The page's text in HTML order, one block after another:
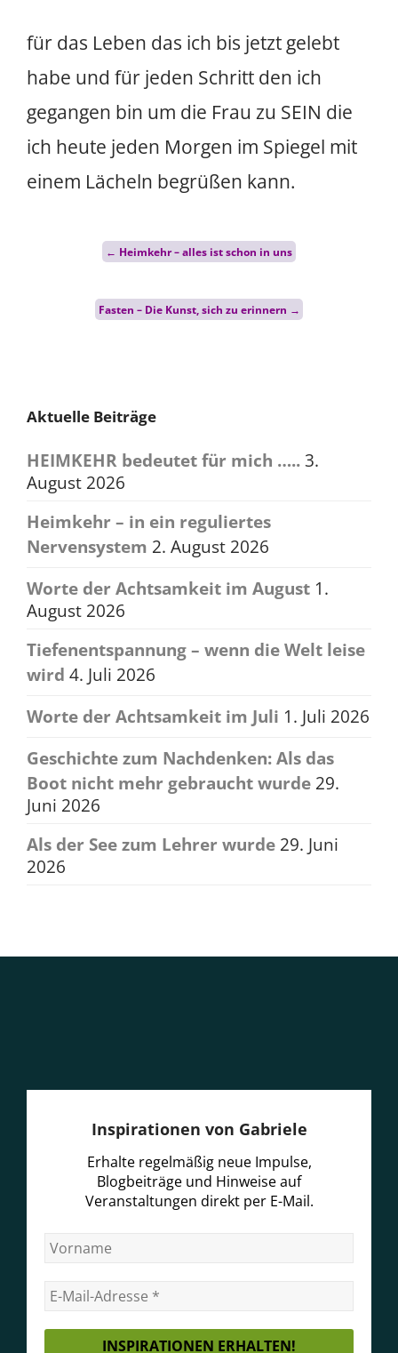
für das Leben das ich bis jetzt gelebt
habe und für jeden Schritt den ich
gegangen bin um die Frau zu SEIN die
ich heute jeden Morgen im Spiegel mit
einem Lächeln begrüßen kann.
navigation
← Heimkehr – alles ist schon in uns
Fasten – Die Kunst, sich zu erinnern →
Aktuelle Beiträge
HEIMKEHR bedeutet für mich …..3.
August 2026
Heimkehr – in ein reguliertes
Nervensystem 2. August 2026
Worte der Achtsamkeit im August 1.
August 2026
Tiefenentspannung – wenn die Welt leise
wird 4. Juli 2026
Worte der Achtsamkeit im Juli 1. Juli 2026
Geschichte zum Nachdenken: Als das
Boot nicht mehr gebraucht wurde 29.
Juni 2026
Als der See zum Lehrer wurde 29. Juni
2026
Inspirationen von Gabriele
Erhalte regelmäßig neue Impulse,
Blogbeiträge und Hinweise auf
Veranstaltungen direkt per E-Mail.